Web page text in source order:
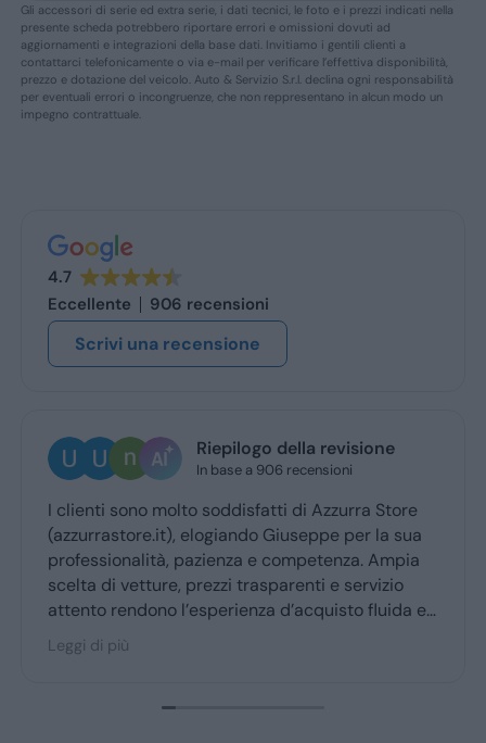
Gli accessori di serie ed extra serie, i dati tecnici, le foto e i prezzi indicati nella
presente scheda potrebbero riportare errori e omissioni dovuti ad
aggiornamenti e integrazioni della base dati. Invitiamo i gentili clienti a
contattarci telefonicamente o via e-mail per verificare l’effettiva disponibilità,
prezzo e dotazione del veicolo. Auto & Servizio S.r.l. declina ogni responsabilità
per eventuali errori o incongruenze, che non reppresentano in alcun modo un
impegno contrattuale.
4.7
Eccellente
906 recensioni
Scrivi una recensione
Ugo Brescia
3 giorni fa
Ottima esperienza con la vs concessionaria.
Giuseppe mi ha coccolato dal momenyo del
ritiro a quello della consegna . Grazie davvero